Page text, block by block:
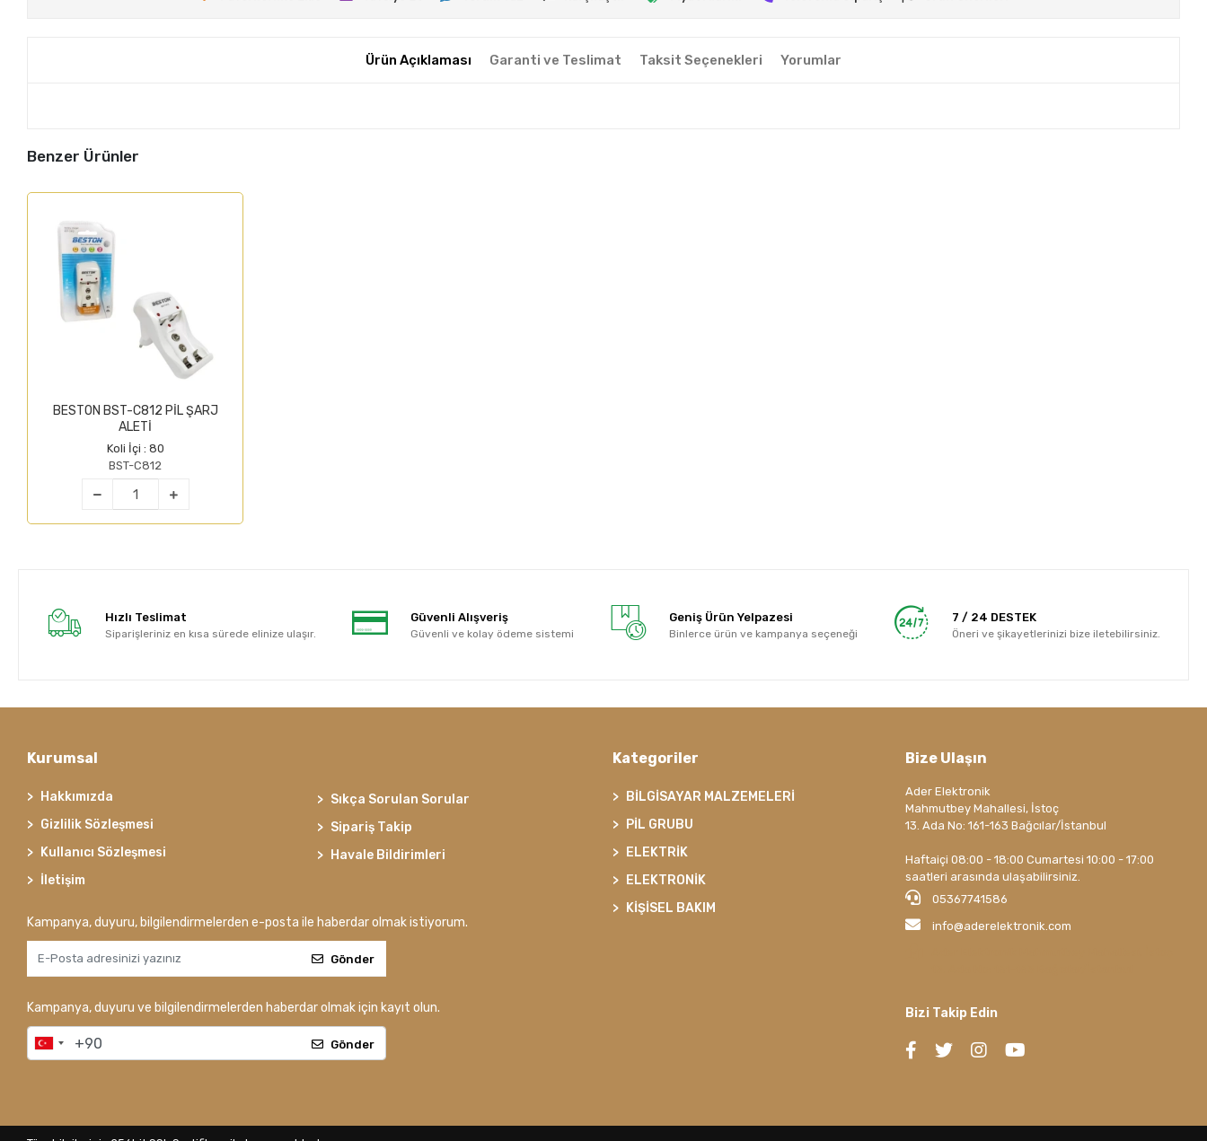
Ürün Açıklaması Garanti ve Teslimat Taksit Seçenekleri Yorumlar
Benzer Ürünler
BESTON BST-C812 PİL ŞARJ
ALETİ
Koli İçi : 80
BST-C812
Hızlı Teslimat
Siparişleriniz en kısa sürede elinize ulaşır.
Güvenli Alışveriş
Güvenli ve kolay ödeme sistemi
Geniş Ürün Yelpazesi
Binlerce ürün ve kampanya seçeneği
7 / 24 DESTEK
Öneri ve şikayetlerinizi bize iletebilirsiniz.
Kurumsal
Hakkımızda
Gizlilik Sözleşmesi
Kullanıcı Sözleşmesi
İletişim
Sıkça Sorulan Sorular
Sipariş Takip
Havale Bildirimleri
Kampanya, duyuru, bilgilendirmelerden e-posta ile haberdar olmak istiyorum.
Gönder
Kampanya, duyuru ve bilgilendirmelerden haberdar olmak için kayıt olun.
Gönder
Kategoriler
BİLGİSAYAR MALZEMELERİ
PİL GRUBU
ELEKTRİK
ELEKTRONİK
KİŞİSEL BAKIM
Bize Ulaşın
Ader Elektronik
Mahmutbey Mahallesi, İstoç
13. Ada No: 161-163 Bağcılar/İstanbul
Haftaiçi 08:00 - 18:00 Cumartesi 10:00 - 17:00
saatleri arasında ulaşabilirsiniz.
05367741586
info@aderelektronik.com
Bizi Takip Edin